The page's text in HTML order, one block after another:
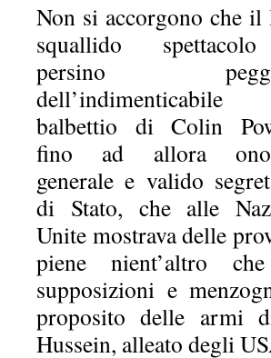
Non si accorgono che il
squallido
persino
dell’indimenticabile
balbettio di Colin
fino ad allora
generale e valido
di Stato, che alle
Unite mostrava delle
piene nient’altro
supposizioni e
proposito delle armi
Hussein, alleato degli